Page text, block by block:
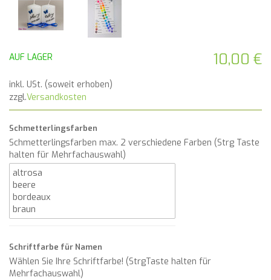
10,00 €
AUF LAGER
inkl. USt. (soweit erhoben)
zzgl.Versandkosten
Schmetterlingsfarben
Schmetterlingsfarben max. 2 verschiedene Farben (Strg Taste
halten für Mehrfachauswahl)
Schriftfarbe für Namen
Wählen Sie Ihre Schriftfarbe! (StrgTaste halten für
Mehrfachauswahl)